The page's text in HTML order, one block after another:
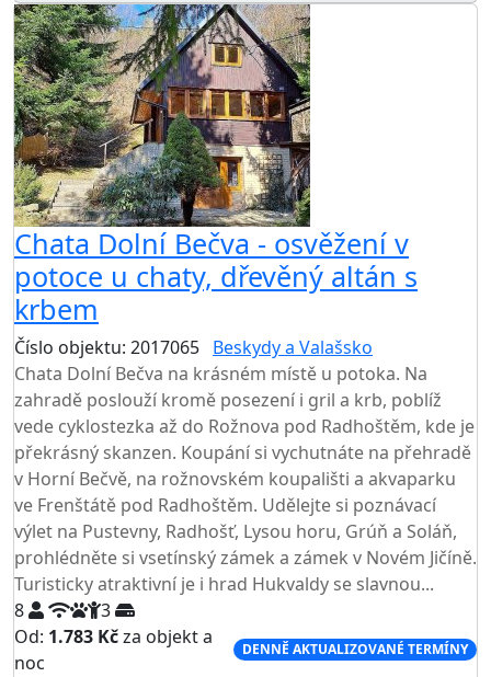
Chata Dolní Bečva - osvěžení v
potoce u chaty, dřevěný altán s
krbem
Číslo objektu: 2017065 Beskydy a Valašsko
Chata Dolní Bečva na krásném místě u potoka. Na
zahradě poslouží kromě posezení i gril a krb, poblíž
vede cyklostezka až do Rožnova pod Radhoštěm, kde je
překrásný skanzen. Koupání si vychutnáte na přehradě
v Horní Bečvě, na rožnovském koupališti a akvaparku
ve Frenštátě pod Radhoštěm. Udělejte si poznávací
výlet na Pustevny, Radhošť, Lysou horu, Grúň a Soláň,
prohlédněte si vsetínský zámek a zámek v Novém Jičíně.
Turisticky atraktivní je i hrad Hukvaldy se slavnou...
8
3
Od: 1.783 Kčza objekt a
noc
DENNĚ AKTUALIZOVANÉ TERMÍNY